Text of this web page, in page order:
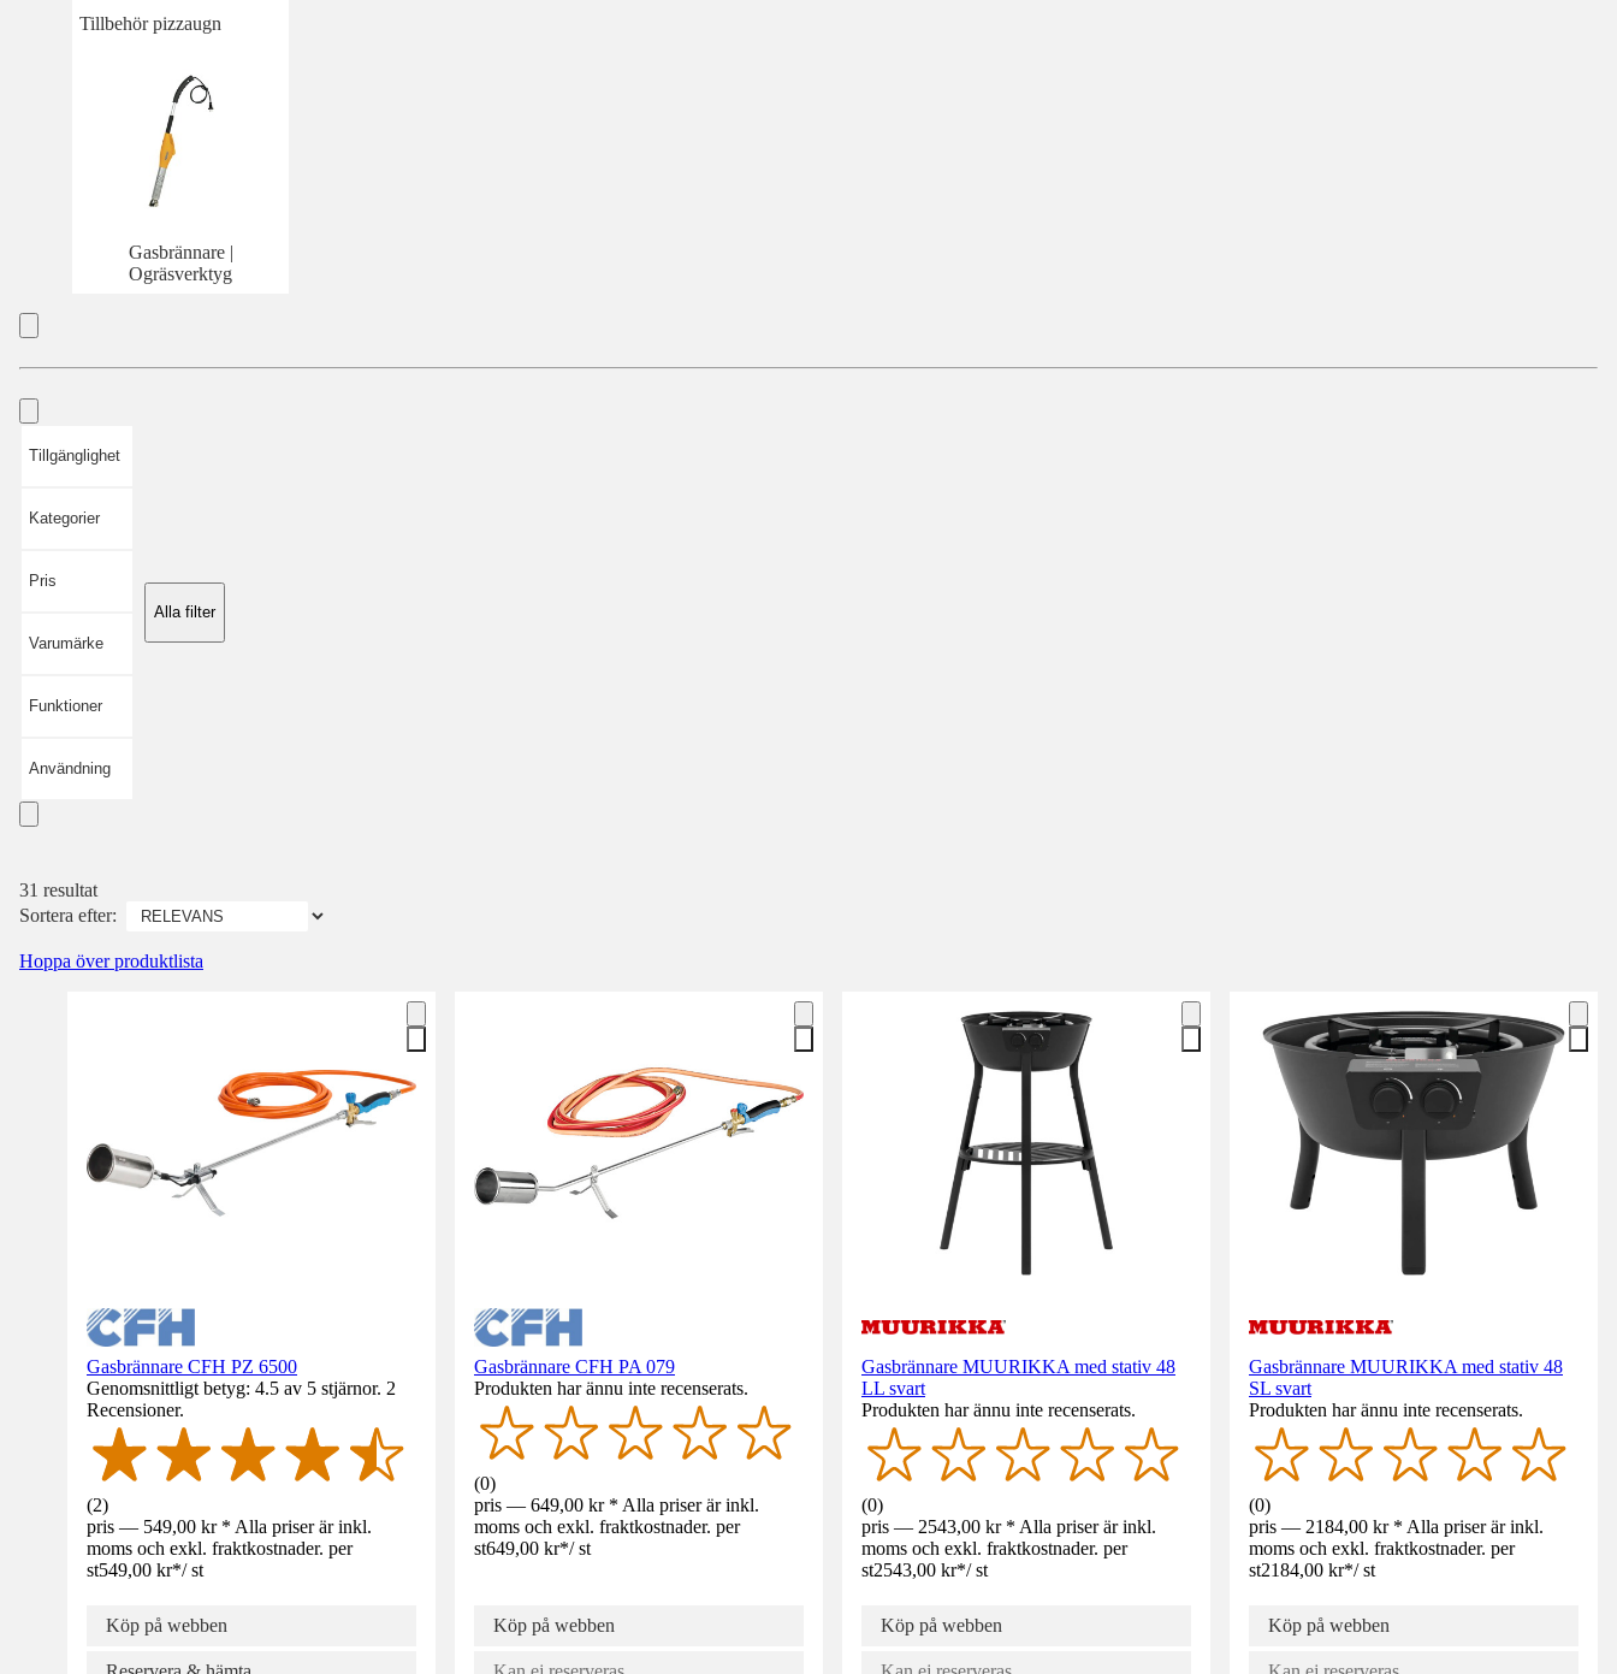
Tillbehör pizzaugn
Gasbrännare |
Ogräsverktyg
Tillgänglighet
Kategorier
Pris
Varumärke
Funktioner
Användning
Alla filter
31 resultat
Sortera efter:
Hoppa över produktlista
Gasbrännare CFH PZ 6500
Genomsnittligt betyg: 4.5 av 5 stjärnor. 2
Recensioner.
(2)
pris — 549,00 kr * Alla priser är inkl.
moms och exkl. fraktkostnader. per
st549,00 kr*/ st
Köp på webben
Gasbrännare CFH PA 079
Produkten har ännu inte recenserats.
(0)
pris — 649,00 kr * Alla priser är inkl.
moms och exkl. fraktkostnader. per
st649,00 kr*/ st
Köp på webben
Gasbrännare MUURIKKA med stativ 48
LL svart
Produkten har ännu inte recenserats.
(0)
pris — 2543,00 kr * Alla priser är inkl.
moms och exkl. fraktkostnader. per
st2543,00 kr*/ st
Köp på webben
Gasbrännare MUURIKKA med stativ 48
SL svart
Produkten har ännu inte recenserats.
(0)
pris — 2184,00 kr * Alla priser är inkl.
moms och exkl. fraktkostnader. per
st2184,00 kr*/ st
Köp på webben